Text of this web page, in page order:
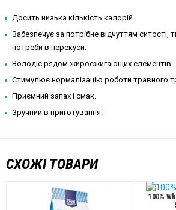
Досить низька кількість калорій.
Забезпечує за потрібне відчуттям
потреби в перекуси.
Володіє рядом жиросжигающих елементів.
Стимулює нормалізацію роботи травного
Приємний запах і смак.
Зручний в приготування.
СХОЖІ ТОВАРИ
100%